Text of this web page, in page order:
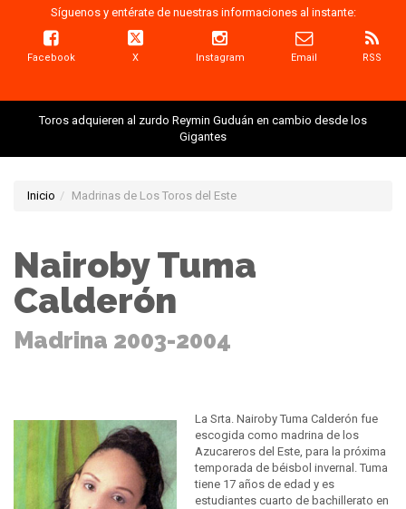
Síguenos y entérate de nuestras informaciones al instante:
Facebook X Instagram Email RSS
Toros adquieren al zurdo Reymin Guduán en cambio desde los
Gigantes
Inicio Madrinas de Los Toros del Este
Nairoby Tuma
Calderón
Madrina 2003-2004
La Srta. Nairoby Tuma Calderón fue
escogida como madrina de los
Azucareros del Este, para la próxima
temporada de béisbol invernal. Tuma
tiene 17 años de edad y es
estudiantes cuarto de bachillerato en